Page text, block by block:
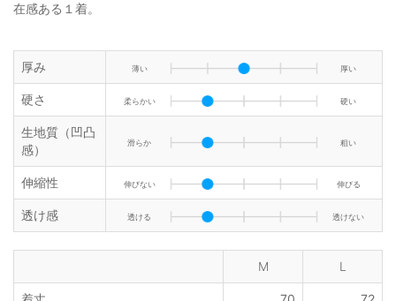
在感ある１着。
厚み 薄い 厚い
硬さ 柔らかい 硬い
生地質（凹凸
感）
滑らか 粗い
伸縮性 伸びない 伸びる
透け感 透ける 透けない
M L